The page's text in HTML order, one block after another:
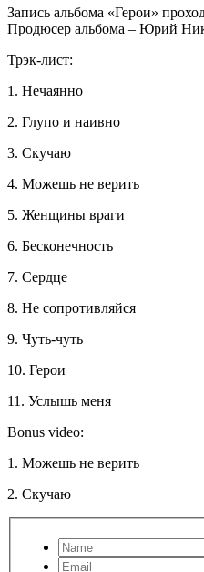
Запись альбома «Герои»
Продюсер альбома – Юрий
Трэк-лист:
1. Нечаянно
2. Глупо и наивно
3. Скучаю
4. Можешь не верить
5. Женщины враги
6. Бесконечность
7. Сердце
8. Не сопротивляйся
9. Чуть-чуть
10. Герои
11. Услышь меня
Bonus video:
1. Можешь не верить
2. Скучаю